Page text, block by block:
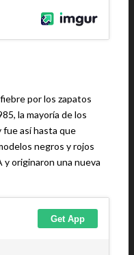
por los zapatos
la mayoría de los
así hasta que
negros y rojos
y originaron una nueva